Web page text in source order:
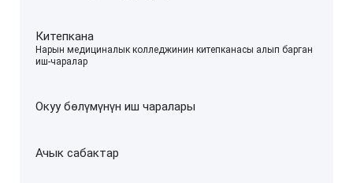
Китепкана
–
Нарын медициналык колледжинин китепканасы алып барган
иш-чаралар
Окуу бөлүмүнүн иш чаралары
Ачык сабактар